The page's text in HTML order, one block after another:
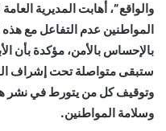
والواقع”، أهابت المديرية
المواطنين عدم التفاعل مع
بالإحساس بالأمن، مؤكدة بأن
ستبقى متواصلة تحت إشراف
وتوقيف كل من يتورط في نشر
وسلامة المواطنين.